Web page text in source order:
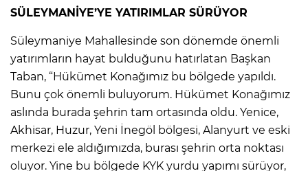
SÜLEYMANİYE’YE YATIRIMLAR SÜRÜYOR
Süleymaniye Mahallesinde son dönemde önemli
yatırımların hayat bulduğunu hatırlatan Başkan
Taban, “Hükümet Konağımız bu bölgede yapıldı.
Bunu çok önemli buluyorum. Hükümet Konağımız
aslında burada şehrin tam ortasında oldu. Yenice,
Akhisar, Huzur, Yeni İnegöl bölgesi, Alanyurt ve eski
merkezi ele aldığımızda, burası şehrin orta noktası
oluyor. Yine bu bölgede KYK yurdu yapımı sürüyor,